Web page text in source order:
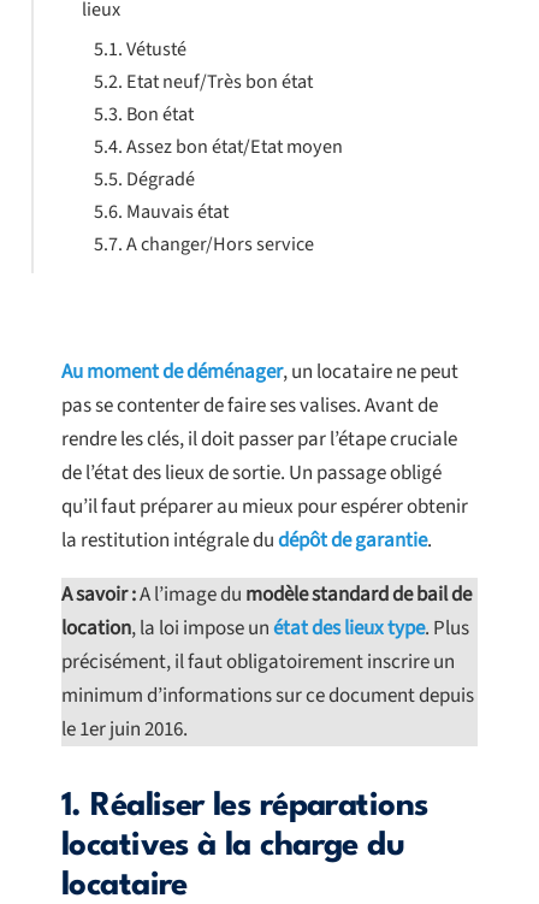
Au moment de déménager, un locataire ne peut
pas se contenter de faire ses valises. Avant de
rendre les clés, il doit passer par l’étape cruciale
de l’état des lieux de sortie. Un passage obligé
qu’il faut préparer au mieux pour espérer obtenir
la restitution intégrale dudépôt de garantie.
A savoir :A l’image du modèle standard de bail de
location, la loi impose unétat des lieux type. Plus
précisément, il faut obligatoirement inscrire un
minimum d’informations sur ce document depuis
le 1er juin 2016.
1. Réaliser les réparations
locatives à la charge du
locataire
lieux
Vétusté
Etat neuf/Très bon état
Bon état
Assez bon état/Etat moyen
Dégradé
Mauvais état
A changer/Hors service